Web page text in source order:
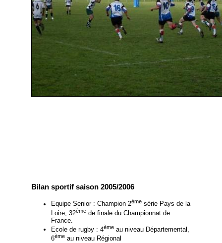
Bilan sportif saison 2005/2006
Equipe Senior : Champion 2èmesérie Pays de la
Loire, 32èmede finale du Championnat de
France.
Ecole de rugby : 4èmeau niveau Départemental,
6èmeau niveau Régional